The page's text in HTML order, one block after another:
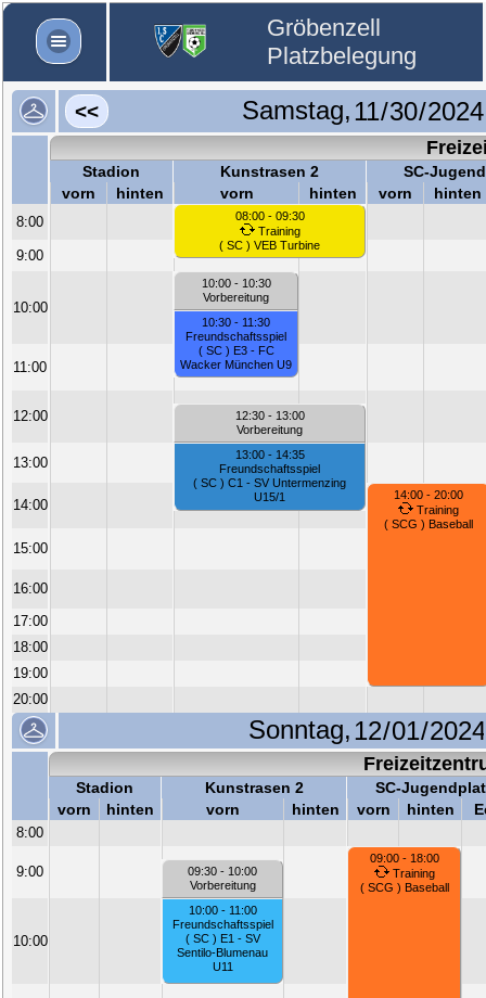
Gröbenzell
Platzbelegung
<< Samstag,
Stadion Kunstrasen 2
SC-
vorn
hinten vorn hinten vorn hinten
8:00
08:00 - 09:30
Training
( SC ) VEB Turbine
9:00
10:00
10:00 - 10:30
Vorbereitung
10:30 - 11:30
Freundschaftsspiel
( SC ) E3 - FC
Wacker München U9
11:00
12:00
12:30 - 13:00
Vorbereitung
13:00
13:00 - 14:35
Freundschaftsspiel
( SC ) C1 - SV Untermenzing
U15/1
14:00
14:00 - 20:00
Training
( SCG ) Baseball
15:00
16:00
17:00
18:00
19:00
20:00
Sonntag,
Stadion Kunstrasen 2
SC-
vorn
hinten vorn hinten vorn hinten
8:00
9:00
09:00 - 18:00
Training
( SCG ) Baseball
09:30 - 10:00
Vorbereitung
10:00
10:00 - 11:00
Freundschaftsspiel
( SC ) E1 - SV
Sentilo-Blumenau
U11